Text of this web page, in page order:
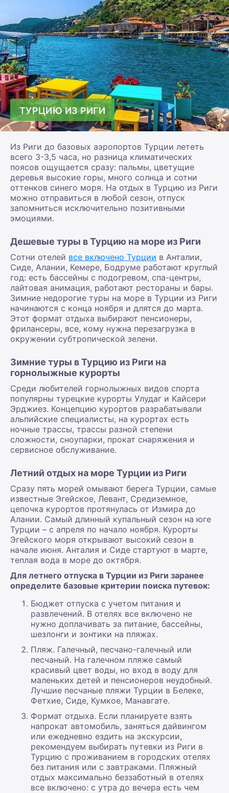
ТУРЦИЮ ИЗ РИГИ
Из Риги до базовых аэропортов Турции лететь
всего 3-3,5 часа, но разница климатических
поясов ощущается сразу: пальмы, цветущие
деревья высокие горы, много солнца и сотни
оттенков синего моря. На отдых в Турцию из Риги
можно отправиться в любой сезон, отпуск
запомниться исключительно позитивными
эмоциями.
Дешевые туры в Турцию на море из Риги
Сотни отелей все включено Турции в Анталии,
Сиде, Алании, Кемере, Бодруме работают круглый
год: есть бассейны с подогревом, спа-центры,
лайтовая анимация, работают рестораны и бары.
Зимние недорогие туры на море в Турции из Риги
начинаются с конца ноября и длятся до марта.
Этот формат отдыха выбирают пенсионеры,
фрилансеры, все, кому нужна перезагрузка в
окружении субтропической зелени.
Зимние туры в Турцию из Риги на
горнолыжные курорты
Среди любителей горнолыжных видов спорта
популярны турецкие курорты Улудаг и Кайсери
Эрджиез. Концепцию курортов разрабатывали
альпийские специалисты, на курортах есть
ночные трассы, трассы разной степени
сложности, сноупарки, прокат снаряжения и
сервисное обслуживание.
Летний отдых на море Турции из Риги
Сразу пять морей омывают берега Турции, самые
известные Эгейское, Левант, Средиземное,
цепочка курортов протянулась от Измира до
Алании. Самый длинный купальный сезон на юге
Турции – с апреля по начало ноября. Курорты
Эгейского моря открывают высокий сезон в
начале июня. Анталия и Сиде стартуют в марте,
теплая вода в море до октября.
Для летнего отпуска в Турции из Риги заранее
определите базовые критерии поиска путевок:
Бюджет отпуска с учетом питания и
развлечений. В отелях все включено не
нужно доплачивать за питание, бассейны,
шезлонги и зонтики на пляжах.
Пляж. Галечный, песчано-галечный или
песчаный. На галечном пляже самый
красивый цвет воды, но вход в воду для
маленьких детей и пенсионеров неудобный.
Лучшие песчаные пляжи Турции в Белеке,
Фетхие, Сиде, Кумкое, Манавгате.
Формат отдыха. Если планируете взять
напрокат автомобиль, заняться дайвингом
или ежедневно ездить на экскурсии,
рекомендуем выбирать путевки из Риги в
Турцию с проживанием в городских отелях
без питания или с завтраками. Пляжный
отдых максимально беззаботный в отелях
все включено: с утра до вечера есть чем